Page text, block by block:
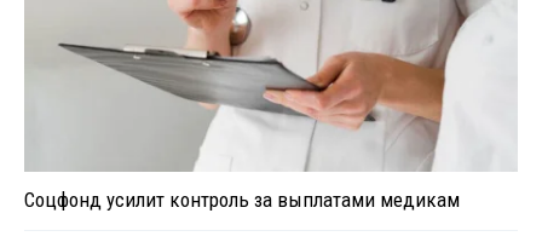
Соцфонд усилит контроль за выплатами медикам